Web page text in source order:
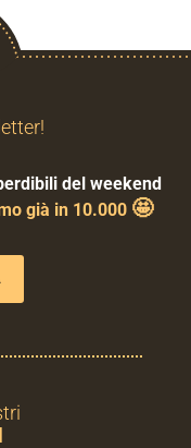
del weekend
già in 10.000 🤩